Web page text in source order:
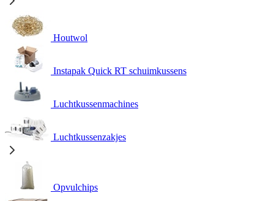
Houtwol
Instapak Quick RT schuimkussens
Luchtkussenmachines
Luchtkussenzakjes
Opvulchips